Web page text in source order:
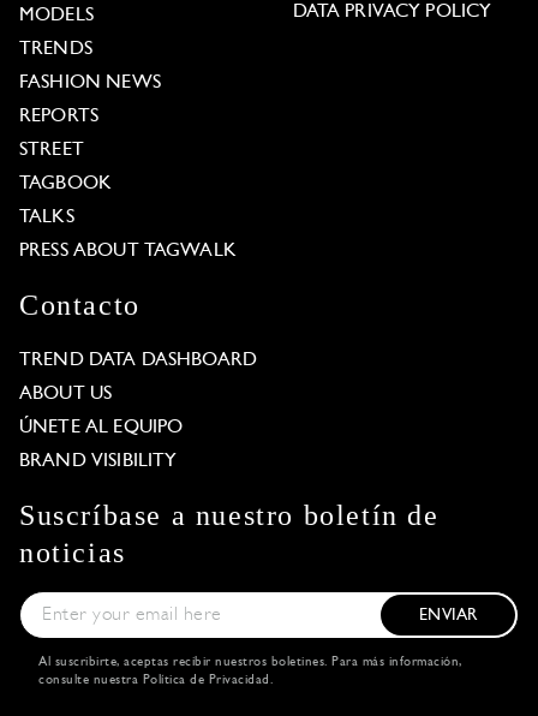
MODELS
TRENDS
FASHION NEWS
REPORTS
STREET
TAGBOOK
TALKS
PRESS ABOUT TAGWALK
DATA PRIVACY POLICY
Contacto
TREND DATA DASHBOARD
ABOUT US
ÚNETE AL EQUIPO
BRAND VISIBILITY
Suscríbase a nuestro boletín de
noticias
ENVIAR
Al suscribirte, aceptas recibir nuestros boletines. Para más información,
consulte nuestra Política de Privacidad .